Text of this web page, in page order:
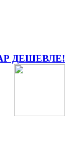
ДЕШЕВЛЕ!